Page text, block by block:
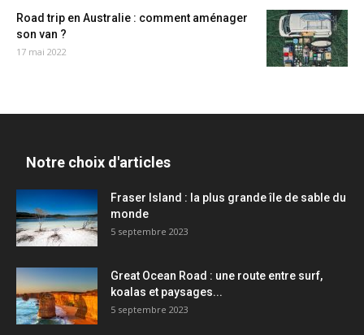
Road trip en Australie : comment aménager
son van ?
17 mai 2022
Notre choix d'articles
Fraser Island : la plus grande île de sable du
monde
5 septembre 2023
Great Ocean Road : une route entre surf,
koalas et paysages...
5 septembre 2023